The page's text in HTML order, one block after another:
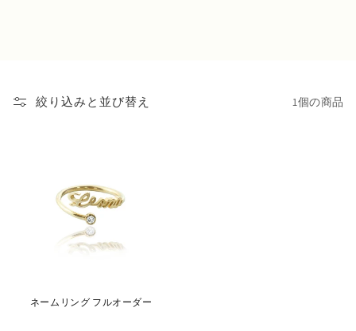
絞り込みと並び替え 1個の商品
ネームリング フルオーダー